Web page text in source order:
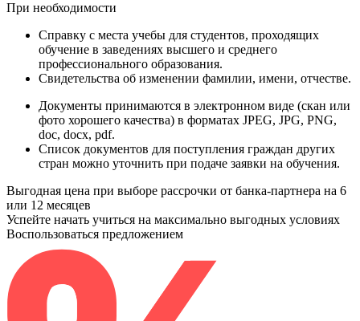
При необходимости
Справку с места учебы для студентов, проходящих
обучение в заведениях высшего и среднего
профессионального образования.
Свидетельства об изменении фамилии, имени, отчестве.
Документы принимаются в электронном виде (скан или
фото хорошего качества) в форматах JPEG, JPG, PNG,
doc, docx, pdf.
Список документов для поступления граждан других
стран можно уточнить при подаче заявки на обучения.
Выгодная цена при выборе рассрочки от банка-партнера на 6
или 12 месяцев
Успейте начать учиться на максимально выгодных условиях
Воспользоваться предложением